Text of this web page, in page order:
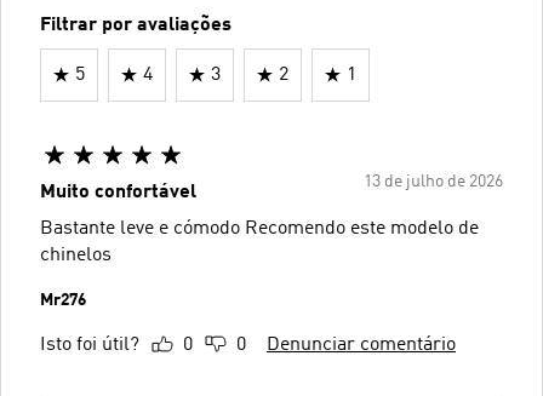
Filtrar por avaliações
5 4 3 2 1
13 de julho de 2026
Muito confortável
Bastante leve e cómodo Recomendo este modelo de
chinelos
Mr276
Isto foi útil? 0 0 Denunciar comentário